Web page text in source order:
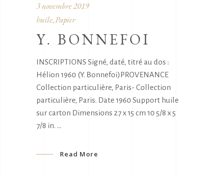
3 novembre 2019
huile, Papier
Y. BONNEFOI
INSCRIPTIONS Signé, daté, titré au dos :
Hélion 1960 (Y. Bonnefoi)PROVENANCE
Collection particulière, Paris- Collection
particulière, Paris. Date 1960 Support huile
sur carton Dimensions 27 x 15 cm 10 5/8 x 5
7/8 in.
Read More